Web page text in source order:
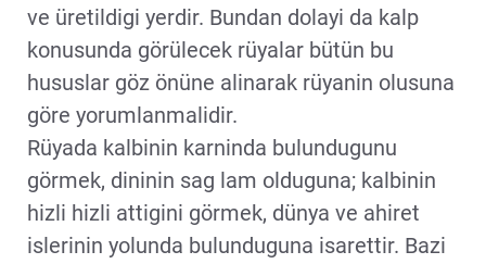
ve üretildigi yerdir. Bundan dolayi da kalp
konusunda görülecek rüyalar bütün bu
hususlar göz önüne alinarak rüyanin olusuna
göre yorumlanmalidir.
Rüyada kalbinin karninda bulundugunu
görmek, dininin sag lam olduguna; kalbinin
hizli hizli attigini görmek, dünya ve ahiret
islerinin yolunda bulunduguna isarettir. Bazi